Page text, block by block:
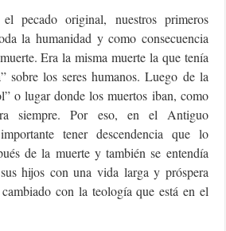
pecado original, nuestros primeros
la humanidad y como consecuencia
Era la misma muerte la que tenía
sobre los seres humanos. Luego de la
o lugar donde los muertos iban, como
siempre. Por eso, en el Antiguo
tener descendencia que lo
de la muerte y también se entendía
hijos con una vida larga y próspera
con la teología que está en el